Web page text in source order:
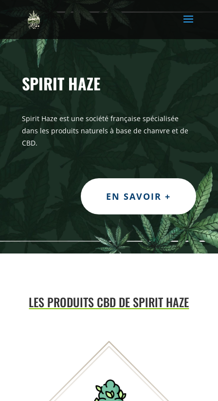
SPIRIT HAZE
Spirit Haze est une société française spécialisée
dans les produits naturels à base de chanvre et de
CBD.
EN SAVOIR +
LES PRODUITS CBD DE SPIRIT HAZE